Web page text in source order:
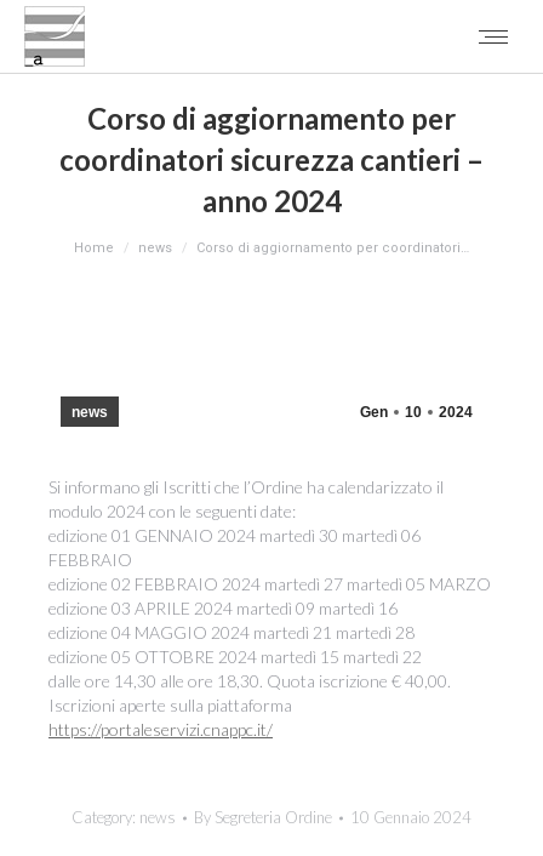
Corso di aggiornamento per
coordinatori sicurezza cantieri –
anno 2024
Home news Corso di aggiornamento per coordinatori…
Gen 10 2024
news
Si informano gli Iscritti che l’Ordine ha calendarizzato il
modulo 2024 con le seguenti date:
edizione 01 GENNAIO 2024 martedì 30 martedì 06
FEBBRAIO
edizione 02 FEBBRAIO 2024 martedì 27 martedì 05 MARZO
edizione 03 APRILE 2024 martedì 09 martedì 16
edizione 04 MAGGIO 2024 martedì 21 martedì 28
edizione 05 OTTOBRE 2024 martedì 15 martedì 22
dalle ore 14,30 alle ore 18,30. Quota iscrizione € 40,00.
Iscrizioni aperte sulla piattaforma
https://portaleservizi.cnappc.it/
Category: news By Segreteria Ordine 10 Gennaio 2024